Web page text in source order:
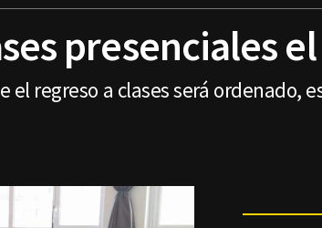
presenciales
regreso a clases será ordenado,